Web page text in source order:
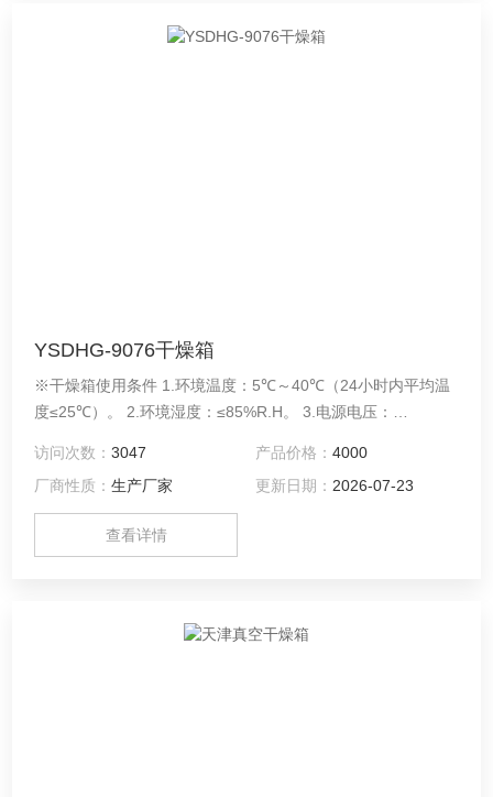
YSDHG-9076干燥箱
※干燥箱使用条件 1.环境温度：5℃～40℃（24小时内平均温
度≤25℃）。 2.环境湿度：≤85%R.H。 3.电源电压：
置东西，方便维护操作。
访问次数：3047 产品价格： 4000
厂商性质：生产厂家 更新日期： 2026-07-23
查看详情